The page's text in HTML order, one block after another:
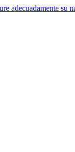
adecuadamente su